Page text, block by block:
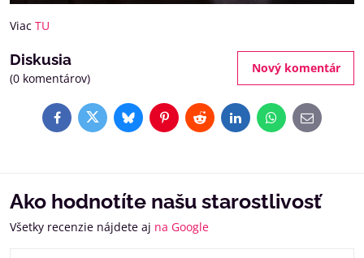
Viac TU
Diskusia
(0 komentárov)
Nový komentár
FacebookTwitterBlueskyPinterestRedditLinkedInWhatsApp
E-
mail
Ako hodnotíte našu starostlivosť
Všetky recenzie nájdete aj na Google